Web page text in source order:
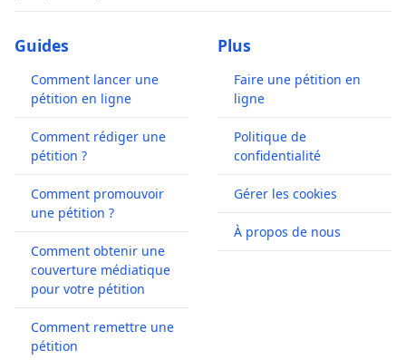
Guides
Comment lancer une
pétition en ligne
Comment rédiger une
pétition ?
Comment promouvoir
une pétition ?
Comment obtenir une
couverture médiatique
pour votre pétition
Comment remettre une
pétition
Plus
Faire une pétition en
ligne
Politique de
confidentialité
Gérer les cookies
À propos de nous